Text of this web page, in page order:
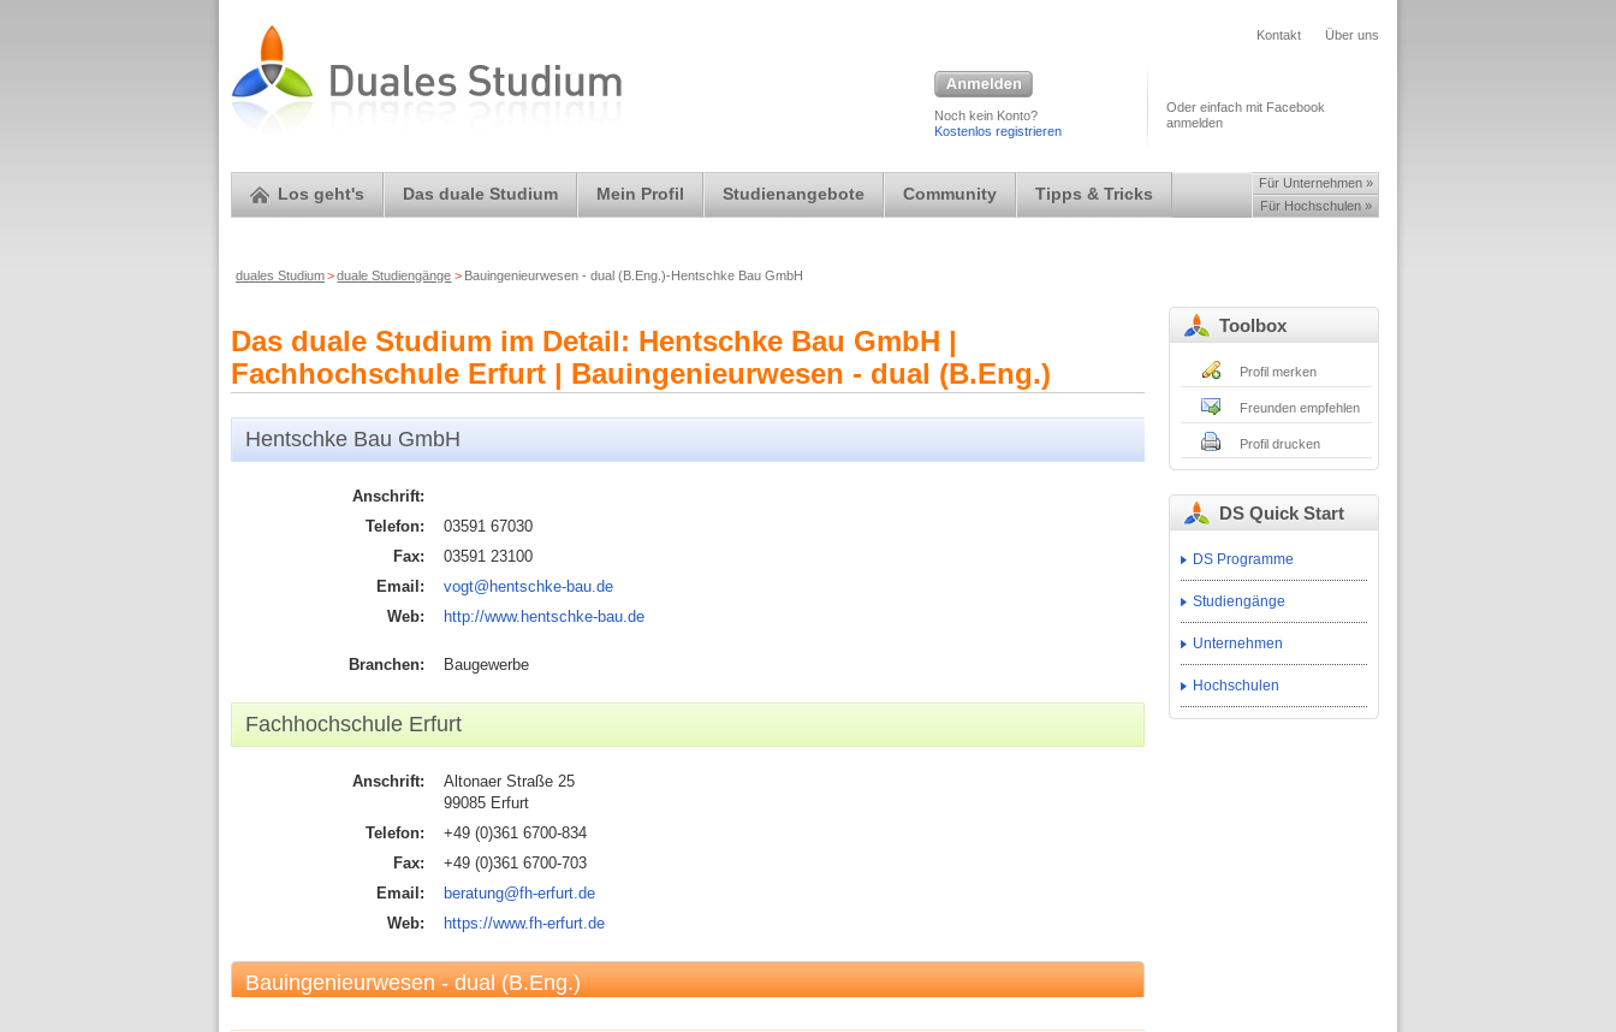
Kontakt Über uns
Noch kein Konto?
Kostenlos registrieren
Oder einfach mit Facebook
anmelden
Los geht's Das duale Studium Mein Profil Studienangebote Community Tipps & Tricks
Für Unternehmen »
Für Hochschulen »
duales Studium> duale Studiengänge > Bauingenieurwesen - dual (B.Eng.)-Hentschke Bau GmbH
Das duale Studium im Detail: Hentschke Bau GmbH |
Fachhochschule Erfurt | Bauingenieurwesen - dual (B.Eng.)
Hentschke Bau GmbH
Anschrift:
Telefon:
03591 67030
Fax:
03591 23100
Email:
vogt@hentschke-bau.de
Web:
http://www.hentschke-bau.de
Branchen: Baugewerbe
Fachhochschule Erfurt
Anschrift:
Altonaer Straße 25
99085 Erfurt
Telefon:
+49 (0)361 6700-834
Fax:
+49 (0)361 6700-703
Email:
beratung@fh-erfurt.de
Web:
https://www.fh-erfurt.de
Bauingenieurwesen - dual (B.Eng.)
Toolbox
Profil merken
Freunden empfehlen
Profil drucken
DS Quick Start
DS Programme
Studiengänge
Unternehmen
Hochschulen